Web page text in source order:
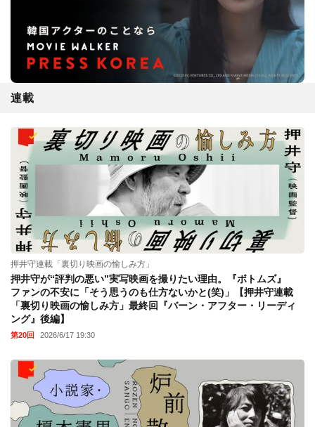
連載
押井守連載「裏切り映画の愉しみ方」
押井守が“評判の悪い”実写映画を撮りたい理由。『ボトムズ』
ファンの不安に「そう思うのも仕方ないかと(笑)」【押井守連載
「裏切り映画の愉しみ方」最終回『バーン・アフター・リーディ
ング』後編】
第20回 2026/6/17 19:30